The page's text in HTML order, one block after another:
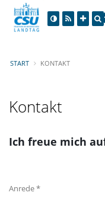
START KONTAKT
Kontakt
Ich freue mich
Anrede *